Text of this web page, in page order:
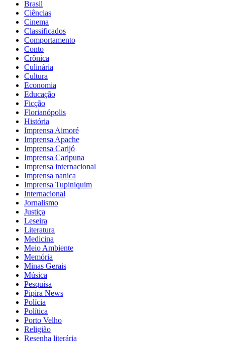
Brasil
Ciências
Cinema
Classificados
Comportamento
Conto
Crônica
Culinária
Cultura
Economia
Educação
Ficção
Florianópolis
História
Imprensa Aimoré
Imprensa Apache
Imprensa Carijó
Imprensa Caripuna
Imprensa internacional
Imprensa nanica
Imprensa Tupiniquim
Internacional
Jornalismo
Justiça
Leseira
Literatura
Medicina
Meio Ambiente
Memória
Minas Gerais
Música
Pesquisa
Pipira News
Polícia
Política
Porto Velho
Religião
Resenha literária